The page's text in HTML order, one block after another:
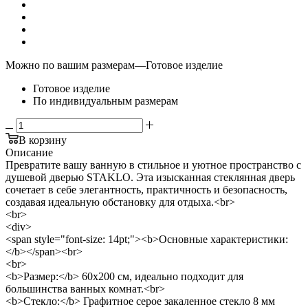
Можно по вашим размерам—Готовое изделие
Готовое изделие
По индивидуальным размерам
В корзину
Описание
Превратите вашу ванную в стильное и уютное пространство с
душевой дверью STAKLO. Эта изысканная стеклянная дверь
сочетает в себе элегантность, практичность и безопасность,
создавая идеальную обстановку для отдыха.<br>
<br>
<div>
<span style="font-size: 14pt;"><b>Основные характеристики:
</b></span><br>
<br>
<b>Размер:</b> 60x200 см, идеально подходит для
большинства ванных комнат.<br>
<b>Стекло:</b> Графитное серое закаленное стекло 8 мм